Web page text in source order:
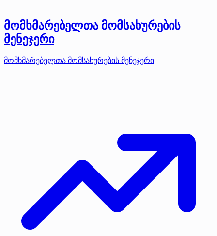
მომხმარებელთა მომსახურების
მენეჯერი
მომხმარებელთა მომსახურების მენეჯერი